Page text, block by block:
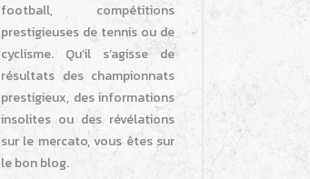
football, compétitions
prestigieuses de tennis ou de
cyclisme. Qu’il s’agisse de
résultats des championnats
prestigieux, des informations
insolites ou des révélations
sur le mercato, vous êtes sur
le bon blog.